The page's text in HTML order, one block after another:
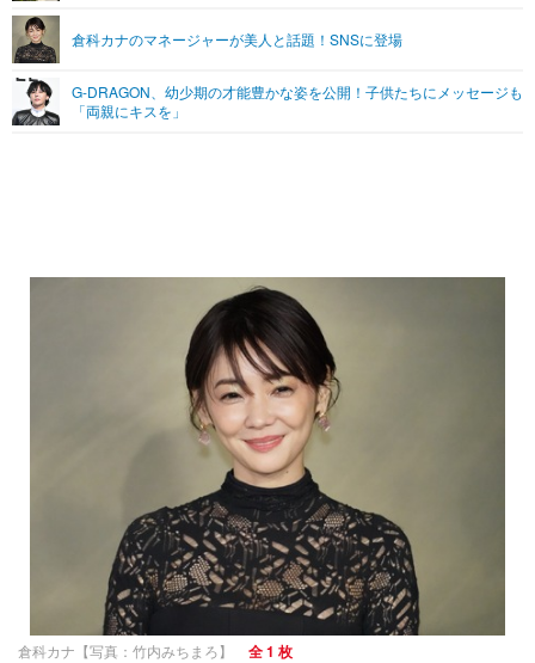
グラビア ブログ
ショッピング その他
プッシュ通知の停止方法
倉科カナのマネージャーが美人と話題！SNSに登場
G-DRAGON、幼少期の才能豊かな姿を公開！子供たちにメッセージも
「両親にキスを」
倉科カナ【写真：竹内みちまろ】 全 1 枚